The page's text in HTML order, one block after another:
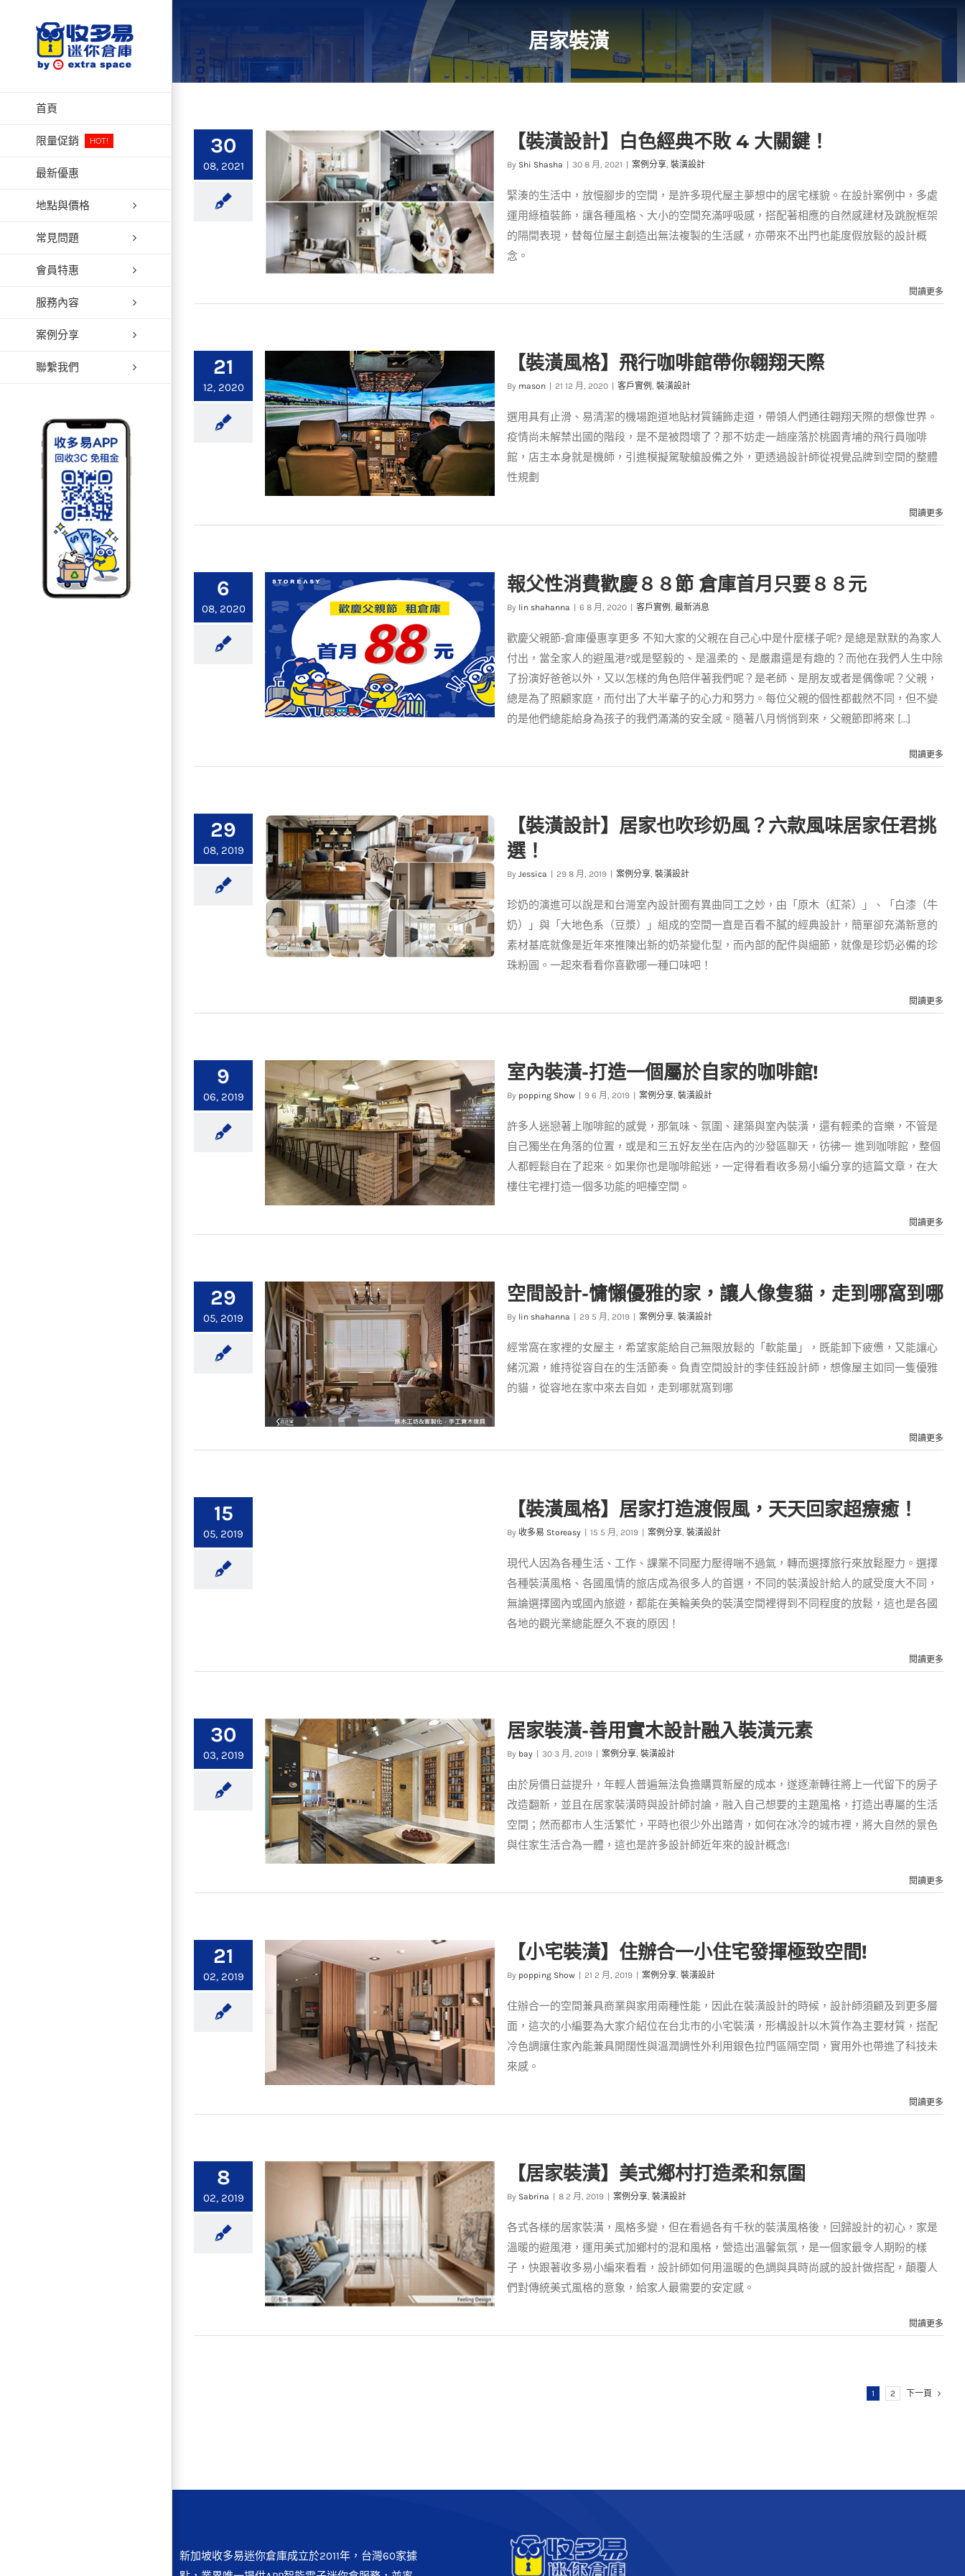
首頁
限量促銷 HOT!
最新優惠
地點與價格
常見問題
會員特惠
服務內容
案例分享
聯繫我們
居家裝潢
30
08, 2021
鍵！
案例分享 裝潢設計
【裝潢設計】白色經典不敗 4 大關鍵！
By Shi Shasha 30 8 月, 2021 案例分享, 裝潢設計
緊湊的生活中，放慢腳步的空間，是許多現代屋主夢想中的居宅樣貌。在設計案例中，多處
運用綠植裝飾，讓各種風格、大小的空間充滿呼吸感，搭配著相應的自然感建材及跳脫框架
的隔間表現，替每位屋主創造出無法複製的生活感，亦帶來不出門也能度假放鬆的設計概
念。
閱讀更多
21
12, 2020
際
客戶實例 裝潢設計
【裝潢風格】飛行咖啡館帶你翱翔天際
By mason 21 12 月, 2020 客戶實例 , 裝潢設計
選用具有止滑、易清潔的機場跑道地貼材質鋪飾走道，帶領人們通往翱翔天際的想像世界。
疫情尚未解禁出國的階段，是不是被悶壞了？那不妨走一趟座落於桃園青埔的飛行員咖啡
館，店主本身就是機師，引進模擬駕駛艙設備之外，更透過設計師從視覺品牌到空間的整體
性規劃
閱讀更多
6
08, 2020
客戶實例 最新消息
報父性消費歡慶８８節 倉庫首月只要８８元
By lin shahanna 6 8 月, 2020 客戶實例 , 最新消息
歡慶父親節-倉庫優惠享更多 不知大家的父親在自己心中是什麼樣子呢? 是總是默默的為家人
付出，當全家人的避風港?或是堅毅的、是溫柔的、是嚴肅還是有趣的？而他在我們人生中除
了扮演好爸爸以外，又以怎樣的角色陪伴著我們呢？是老師、是朋友或者是偶像呢？父親，
總是為了照顧家庭，而付出了大半輩子的心力和努力。每位父親的個性都截然不同，但不變
的是他們總能給身為孩子的我們滿滿的安全感。隨著八月悄悄到來，父親節即將來 [...]
閱讀更多
29
08, 2019
案例分享 裝潢設計
【裝潢設計】居家也吹珍奶風？六款風味居家任君挑
選！
By Jessica 29 8 月, 2019 案例分享, 裝潢設計
珍奶的演進可以說是和台灣室內設計圈有異曲同工之妙，由「原木（紅茶）」、「白漆（牛
奶）」與「大地色系（豆漿）」組成的空間一直是百看不膩的經典設計，簡單卻充滿新意的
素材基底就像是近年來推陳出新的奶茶變化型，而內部的配件與細節，就像是珍奶必備的珍
珠粉圓。一起來看看你喜歡哪一種口味吧！
閱讀更多
9
06, 2019
室內裝潢-打造一個屬於自家的咖啡館!
案例分享 裝潢設計
室內裝潢-打造一個屬於自家的咖啡館!
By popping Show 9 6 月, 2019 案例分享, 裝潢設計
許多人迷戀著上咖啡館的感覺，那氣味、氛圍、建築與室內裝潢，還有輕柔的音樂，不管是
自己獨坐在角落的位置，或是和三五好友坐在店內的沙發區聊天，彷彿一 進到咖啡館，整個
人都輕鬆自在了起來。如果你也是咖啡館迷，一定得看看收多易小編分享的這篇文章，在大
樓住宅裡打造一個多功能的吧檯空間。
閱讀更多
29
05, 2019
空間設計-慵懶優雅的家，讓人像隻貓，走到哪窩到哪
By lin shahanna 29 5 月, 2019 案例分享, 裝潢設計
經常窩在家裡的女屋主，希望家能給自己無限放鬆的「軟能量」，既能卸下疲憊，又能讓心
緒沉澱，維持從容自在的生活節奏。負責空間設計的李佳鈺設計師，想像屋主如同一隻優雅
的貓，從容地在家中來去自如，走到哪就窩到哪
閱讀更多
15
05, 2019
回家超療癒！
案例分享 裝潢設計
【裝潢風格】居家打造渡假風，天天回家超療癒！
By 收多易 Storeasy 15 5 月, 2019 案例分享, 裝潢設計
現代人因為各種生活、工作、課業不同壓力壓得喘不過氣，轉而選擇旅行來放鬆壓力。選擇
各種裝潢風格、各國風情的旅店成為很多人的首選，不同的裝潢設計給人的感受度大不同，
無論選擇國內或國內旅遊，都能在美輪美奐的裝潢空間裡得到不同程度的放鬆，這也是各國
各地的觀光業總能歷久不衰的原因！
閱讀更多
30
03, 2019
居家裝潢-善用實木設計融入裝潢元素
案例分享 裝潢設計
居家裝潢-善用實木設計融入裝潢元素
By bay 30 3 月, 2019 案例分享, 裝潢設計
由於房價日益提升，年輕人普遍無法負擔購買新屋的成本，遂逐漸轉往將上一代留下的房子
改造翻新，並且在居家裝潢時與設計師討論，融入自己想要的主題風格，打造出專屬的生活
空間；然而都市人生活繁忙，平時也很少外出踏青，如何在冰冷的城市裡，將大自然的景色
與住家生活合為一體，這也是許多設計師近年來的設計概念!
閱讀更多
21
02, 2019
致空間!
【小宅裝潢】住辦合一小住宅發揮極致空間!
By popping Show 21 2 月, 2019 案例分享, 裝潢設計
住辦合一的空間兼具商業與家用兩種性能，因此在裝潢設計的時候，設計師須顧及到更多層
面，這次的小編要為大家介紹位在台北市的小宅裝潢，形構設計以木質作為主要材質，搭配
冷色調讓住家內能兼具開闊性與溫潤調性外利用銀色拉門區隔空間，實用外也帶進了科技未
來感。
閱讀更多
8
02, 2019
【居家裝潢】美式鄉村打造柔和氛圍
By Sabrina 8 2 月, 2019 案例分享, 裝潢設計
各式各樣的居家裝潢，風格多變，但在看過各有千秋的裝潢風格後，回歸設計的初心，家是
溫暖的避風港，運用美式加鄉村的混和風格，營造出溫馨氣氛，是一個家最令人期盼的樣
子，快跟著收多易小編來看看，設計師如何用溫暖的色調與具時尚感的設計做搭配，顛覆人
們對傳統美式風格的意象，給家人最需要的安定感。
閱讀更多
1 2 下一頁
新加坡收多易迷你倉庫成立於2011年，台灣60家據